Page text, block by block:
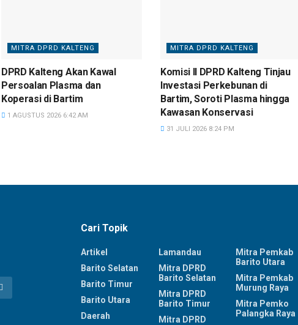
MITRA DPRD KALTENG
DPRD Kalteng Akan Kawal
Persoalan Plasma dan
Koperasi di Bartim
1 AGUSTUS 2026 6:42 AM
MITRA DPRD KALTENG
Komisi II DPRD Kalteng Tinjau
Investasi Perkebunan di
Bartim, Soroti Plasma hingga
Kawasan Konservasi
31 JULI 2026 8:24 PM
Cari Topik
Artikel
Barito Selatan
Barito Timur
Barito Utara
Daerah
Lamandau
Mitra DPRD
Barito Selatan
Mitra DPRD
Barito Timur
Mitra DPRD
Mitra Pemkab
Barito Utara
Mitra Pemkab
Murung Raya
Mitra Pemko
Palangka Raya